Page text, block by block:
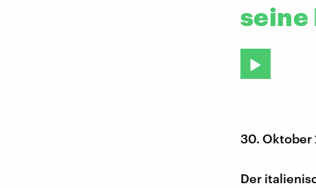
seine
30. Oktober
Der